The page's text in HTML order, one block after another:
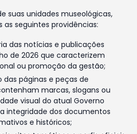
suas unidades museológicas,
as seguintes providências:
das notícias e publicações
de 2026 que caracterizem
ou promoção da gestão;
páginas e peças de
marcas, slogans ou
visual do atual Governo
integridade dos documentos
e históricos;